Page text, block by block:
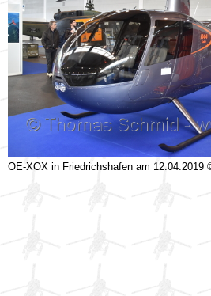
OE-XOX in Friedrichshafen am 12.04.2019